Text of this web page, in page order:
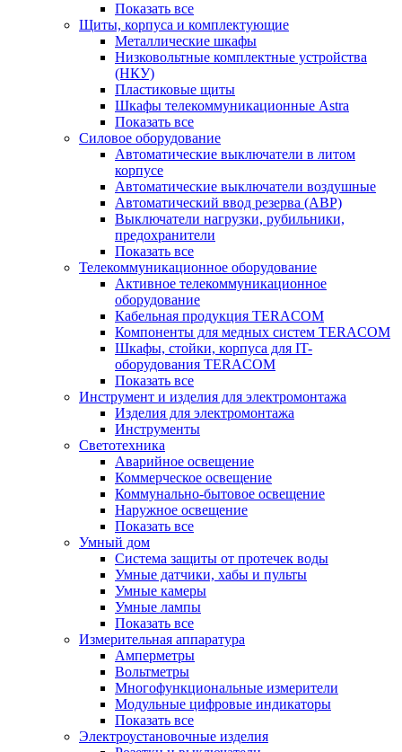
Показать все
Щиты, корпуса и комплектующие
Металлические шкафы
Низковольтные комплектные устройства
(НКУ)
Пластиковые щиты
Шкафы телекоммуникационные Astra
Показать все
Силовое оборудование
Автоматические выключатели в литом
корпусе
Автоматические выключатели воздушные
Автоматический ввод резерва (АВР)
Выключатели нагрузки, рубильники,
предохранители
Показать все
Телекоммуникационное оборудование
Активное телекоммуникационное
оборудование
Кабельная продукция TERACOM
Компоненты для медных систем TERACOM
Шкафы, стойки, корпуса для IT-
оборудования TERACOM
Показать все
Инструмент и изделия для электромонтажа
Изделия для электромонтажа
Инструменты
Светотехника
Аварийное освещение
Коммерческое освещение
Коммунально-бытовое освещение
Наружное освещение
Показать все
Умный дом
Система защиты от протечек воды
Умные датчики, хабы и пульты
Умные камеры
Умные лампы
Показать все
Измерительная аппаратура
Амперметры
Вольтметры
Многофункциональные измерители
Модульные цифровые индикаторы
Показать все
Электроустановочные изделия